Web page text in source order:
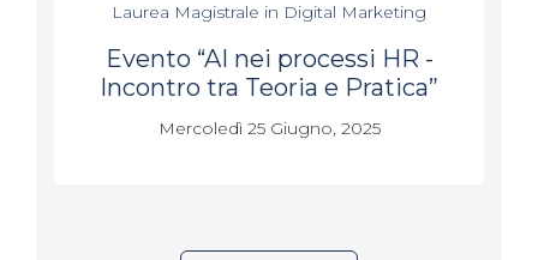
Laurea Magistrale in Digital Marketing
Evento “AI nei processi HR -
Incontro tra Teoria e Pratica”
Mercoledì 25 Giugno, 2025